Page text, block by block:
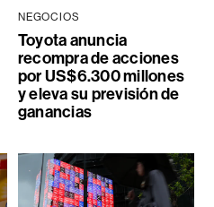
NEGOCIOS
Toyota anuncia
recompra de acciones
por US$6.300 millones
y eleva su previsión de
ganancias